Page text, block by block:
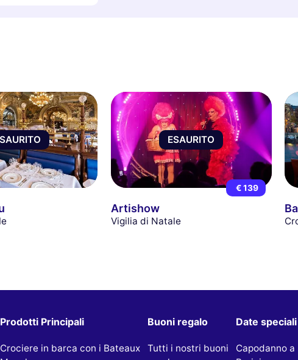
ESAURITO
€ 139
Artishow
Vigilia di Natale
Prodotti Principali
Crociere in barca con i Bateaux
Buoni regalo
Tutti i nostri buoni
Date speciali
Capodanno a